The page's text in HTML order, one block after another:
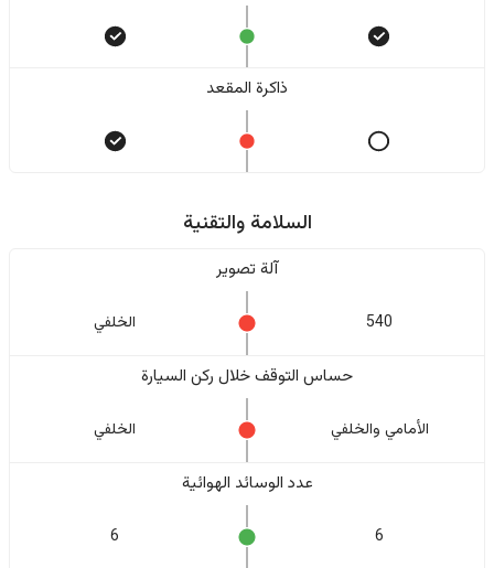
ذاكرة المقعد
السلامة والتقنية
آلة تصوير
540 الخلفي
حساس التوقف خلال ركن السيارة
الأمامي والخلفي الخلفي
عدد الوسائد الهوائية
6
6